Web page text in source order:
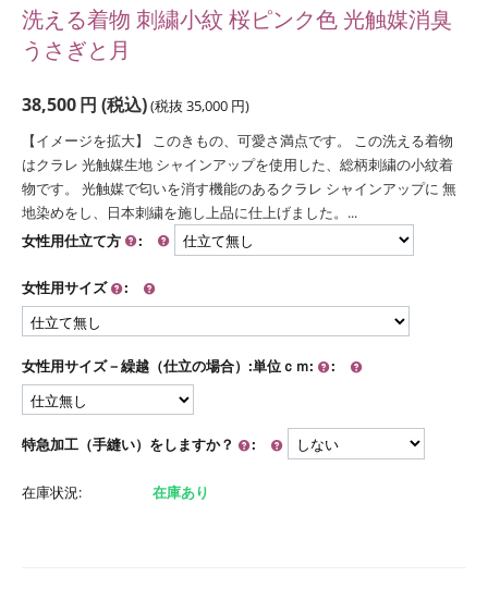
洗える着物 刺繍小紋 桜ピンク色 光触媒消臭
うさぎと月
38,500円 (税込)(税抜 35,000 円)
【イメージを拡大】 このきもの、可愛さ満点です。 この洗える着物
はクラレ 光触媒生地 シャインアップを使用した、総柄刺繍の小紋着
物です。 光触媒で匂いを消す機能のあるクラレ シャインアップに 無
地染めをし、日本刺繍を施し上品に仕上げました。...
女性用仕立て方
:
女性用サイズ :
女性用サイズ－繰越（仕立の場合）:単位ｃｍ: :
特急加工（手縫い）をしますか？ :
在庫状況: 在庫あり